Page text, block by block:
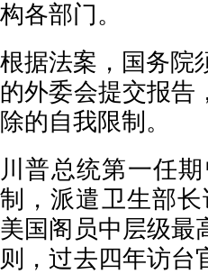
构各部门。
根据法案，国务院
的外委会提交报告
除的自我限制。
川普总统第一任
制，派遣卫生部
美国阁员中层级最
则，过去四年访台